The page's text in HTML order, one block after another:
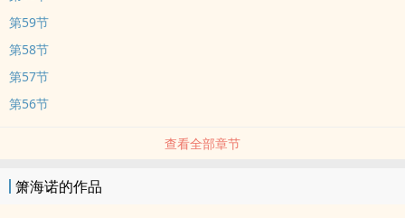
第59节
第58节
第57节
第56节
查看全部章节
箫海诺的作品